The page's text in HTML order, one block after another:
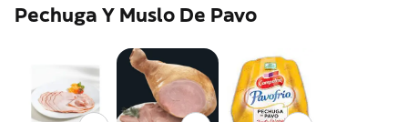
Pechuga Y Muslo De Pavo